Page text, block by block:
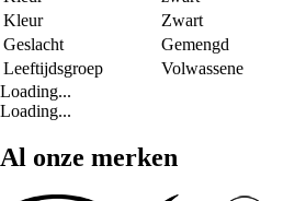
Kleur
Zwart
Geslacht
Gemengd
Leeftijdsgroep
Volwassene
Loading...
Loading...
Al onze merken